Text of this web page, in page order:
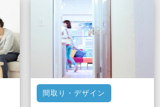
間取り・デザイン